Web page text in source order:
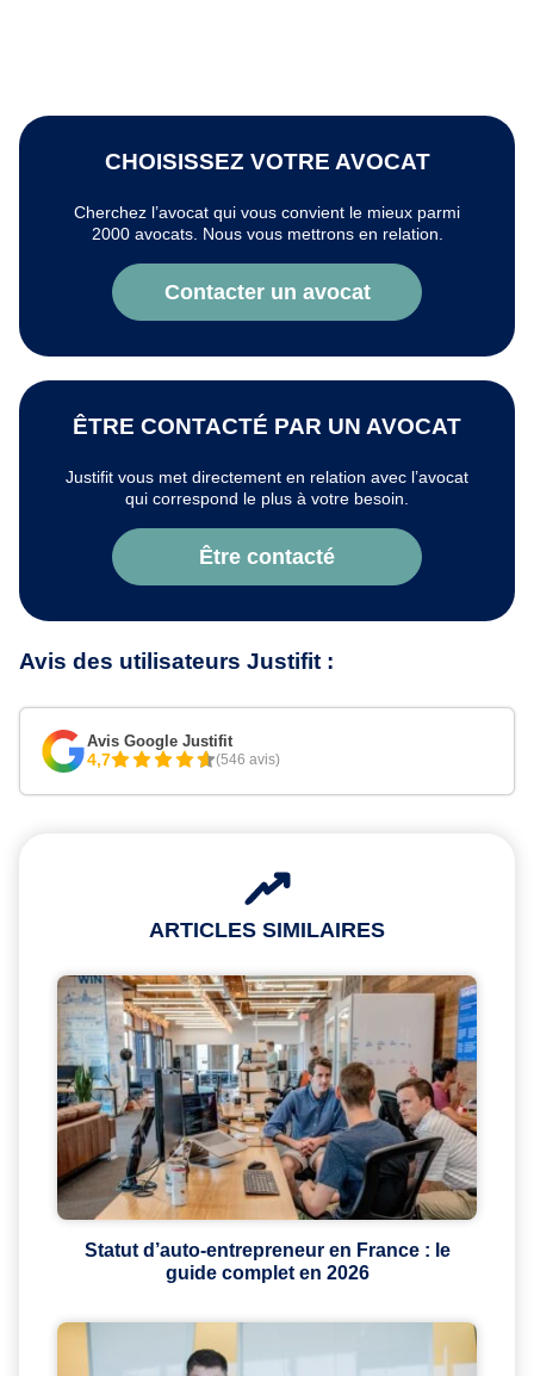
CHOISISSEZ VOTRE AVOCAT
Cherchez l’avocat qui vous convient le mieux parmi
2000 avocats. Nous vous mettrons en relation.
Contacter un avocat
ÊTRE CONTACTÉ PAR UN AVOCAT
Justifit vous met directement en relation avec l’avocat
qui correspond le plus à votre besoin.
Être contacté
Avis des utilisateurs Justifit :
Avis Google Justifit
4,7 (546 avis)
ARTICLES SIMILAIRES
Statut d’auto-entrepreneur en France : le
guide complet en 2026